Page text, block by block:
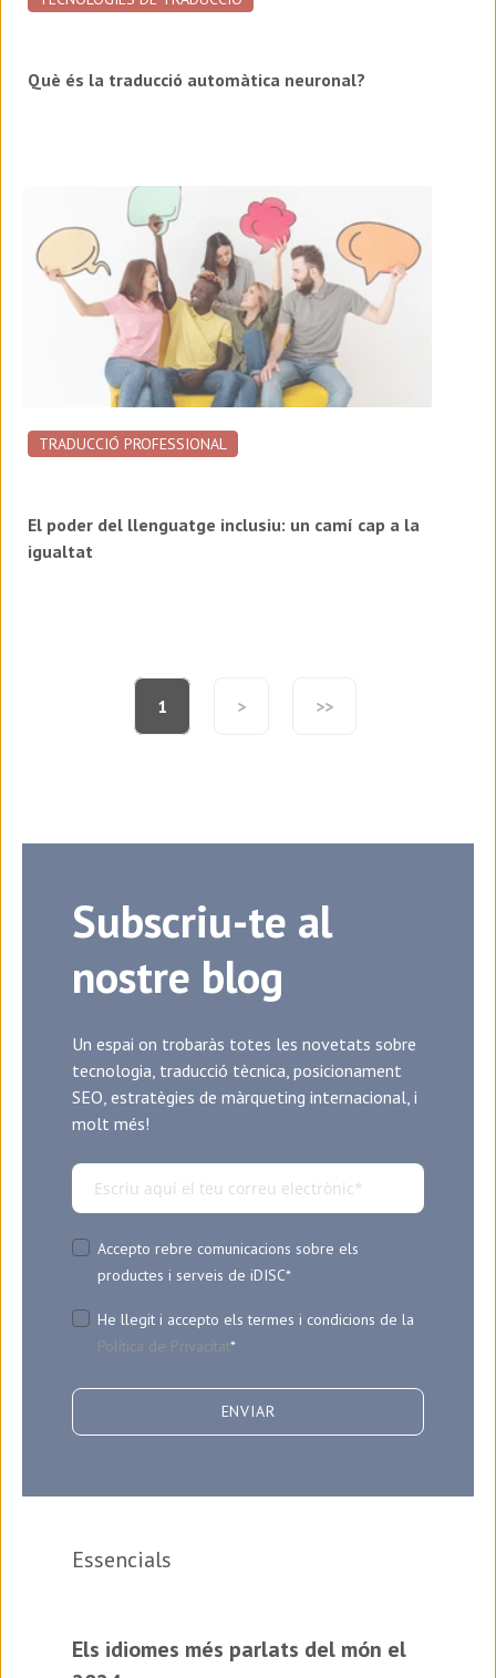
Què és la traducció automàtica neuronal?
TRADUCCIÓ PROFESSIONAL
El poder del llenguatge inclusiu: un camí cap a la
igualtat
1 > >>
Subscriu-te al
nostre blog
Un espai on trobaràs totes les novetats sobre
tecnologia, traducció tècnica, posicionament
SEO, estratègies de màrqueting internacional, i
molt més!
Accepto rebre comunicacions sobre els
productes i serveis de iDISC*
He llegit i accepto els termes i condicions de la
Política de Privacitat*
Essencials
Els idiomes més parlats del món el